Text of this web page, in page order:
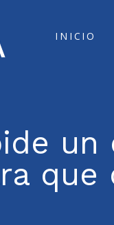
INICIO
que